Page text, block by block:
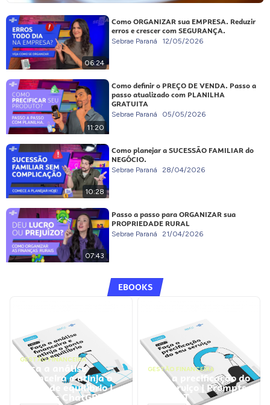
06:24
Como ORGANIZAR sua EMPRESA. Reduzir
erros e crescer com SEGURANÇA.
Sebrae Paraná 12/05/2026
11:20
Como definir o PREÇO DE VENDA. Passo a
passo atualizado com PLANILHA
GRATUITA
Sebrae Paraná 05/05/2026
10:28
Como planejar a SUCESSÃO FAMILIAR do
NEGÓCIO.
Sebrae Paraná 28/04/2026
07:43
Passo a passo para ORGANIZAR sua
PROPRIEDADE RURAL
Sebrae Paraná 21/04/2026
EBOOKS
GESTÃO FINANCEIRA
Faça a análise
financeira e atinja o
ponto de equilíbrio |
Prompts ChatGPT
GESTÃO FINANCEIRA
Faça a precificação do
seu serviço | Prompts
ChatGPT